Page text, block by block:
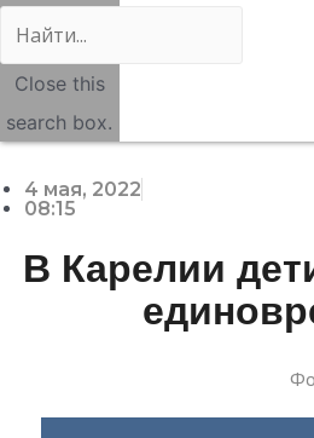
Close this
search box.
4 мая, 2022
08:15
В Карелии